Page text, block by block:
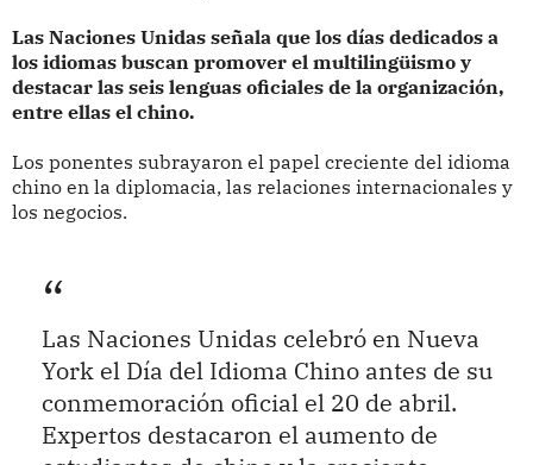
Las Naciones Unidas señala que los días dedicados a
los idiomas buscan promover el multilingüismo y
destacar las seis lenguas oficiales de la organización,
entre ellas el chino.
Los ponentes subrayaron el papel creciente del idioma
chino en la diplomacia, las relaciones internacionales y
los negocios.
Las Naciones Unidas celebró en Nueva
York el Día del Idioma Chino antes de su
conmemoración oficial el 20 de abril.
Expertos destacaron el aumento de